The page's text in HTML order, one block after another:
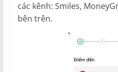
các kênh: Smiles,
bên trên.